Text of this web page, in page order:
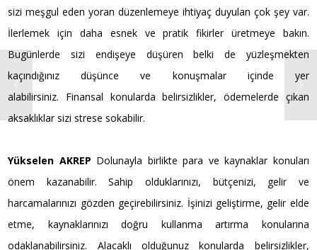
sizi meşgul eden yoran düzenlemeye ihtiyaç duyulan çok şey var.
İlerlemek için daha esnek ve pratik fikirler üretmeye bakın.
Bugünlerde sizi endişeye düşüren belki de yüzleşmekten
kaçındığınız düşünce ve konuşmalar içinde yer
alabilirsiniz. Finansal konularda belirsizlikler, ödemelerde çıkan
aksaklıklar sizi strese sokabilir.
Yükselen AKREP Dolunayla birlikte para ve kaynaklar konuları
önem kazanabilir. Sahip olduklarınızı, bütçenizi, gelir ve
harcamalarınızı gözden geçirebilirsiniz. İşinizi geliştirme, gelir elde
etme, kaynaklarınızı doğru kullanma artırma konularına
odaklanabilirsiniz. Alacaklı olduğunuz konularda belirsizlikler,